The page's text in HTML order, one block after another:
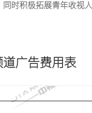
广西卫视
时积极拓展青年收视
道广告费用表